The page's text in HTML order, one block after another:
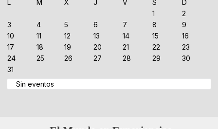
L
M X J V S
D
1
2
3
4 5 6 7 8
9
10
11 12 13 14 15
16
17
18 19 20 21 22
23
24
25 26 27 28 29
30
31
Sin eventos